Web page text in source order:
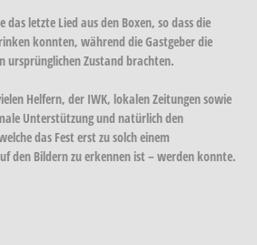
letzte Lied aus den Boxen, so dass die
konnten, während die Gastgeber die
ursprünglichen Zustand brachten.
Helfern, der IWK, lokalen Zeitungen sowie
Unterstützung und natürlich den
das Fest erst zu solch einem
den Bildern zu erkennen ist – werden konnte.